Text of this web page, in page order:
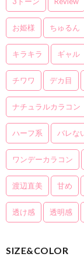
お姫様 ちゅるん
キラキラ ギャル
チワワ デカ目
ナチュラルカラコン
ハーフ系 バレな
ワンデーカラコン
渡辺直美 甘め
透け感 透明感
SIZE&COLOR